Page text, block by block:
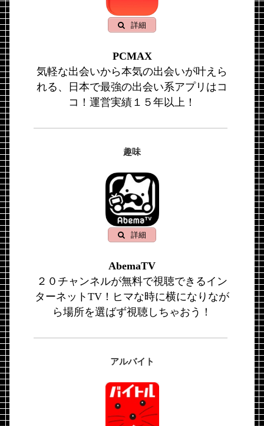
詳細
PCMAX
気軽な出会いから本気の出会いが叶えら
れる、日本で最強の出会い系アプリはコ
コ！運営実績１５年以上！
趣味
詳細
AbemaTV
２０チャンネルが無料で視聴できるイン
ターネットTV！ヒマな時に横になりなが
ら場所を選ばず視聴しちゃおう！
アルバイト